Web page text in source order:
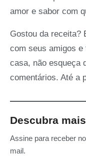
amor e sabor com
Gostou da receita?
com seus amigos
casa, não esqueça
comentários. Até a
Descubra
Assine para receber
mail.